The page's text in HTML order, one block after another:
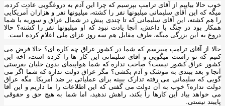
خوب حالا بیاییم از آقای ترامپ بپرسیم که چرا این آدم به دروغگویی عادت کرده،
میگه که این آقای سلیمانی میلیونها نفر را کشته، میلیونها نفر و هزاران آمریکایی
را هم کشته، این آقای سلیمانی که تا چندی پیش در شمال عراق و سوریه با شما
همکار بود در جنگ با داعش، آنجا یادت نبود که او میلیونها نفر را کشته؟ حالا
دروغ به این بزرگی میگه، طرف مقابل هم سه روز عزای ملی اعلام کرده است.
حالا از آقای ترامپ میپرسم که شما در کشور عراق چه کاره ای؟ حالا فرض می
کنیم که تو راست میگویی و آقای سلیمانی این کار ها را کرده است، آخه این
کشور عراق کشور نیست؟ صاحب نداره که شما هواپیمای بدون خلبان بفرستی
آنجا و بعد ببندی به موشک و آدم بکشی؟ مگر عراق دولت نداره که شما اگر می
گویی که سلیمانی می رفته تدارک ببینه برای عملیاتی بر ضد آمریکا. مگه عراق
دولت نداره؟ خوب به آن دولت می گفتی که این اطلاعات را ما داریم و این آقا
می خواهد بیاد این کارها را بکند، راهش ندهید، اما شما به هیچ حق و حقوقی
پایبند نیستی.